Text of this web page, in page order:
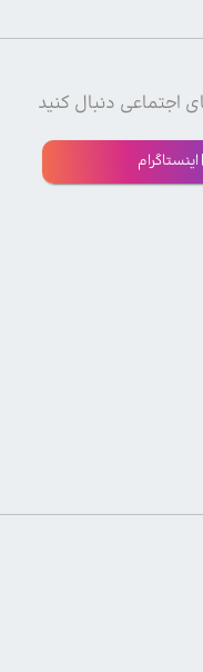
اجتماعی دنبال کنید
اینستاگرام